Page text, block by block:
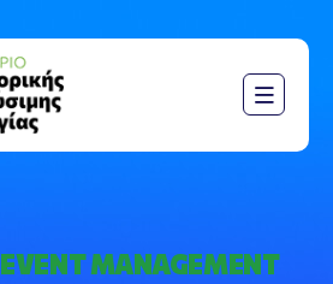
EVENT MANAGEMENT